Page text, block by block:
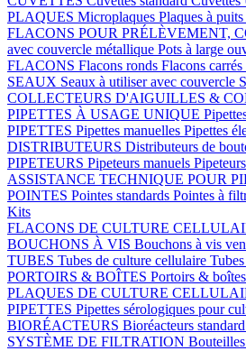
PLAQUES Microplaques Plaques à
FLACONS POUR PRÉLÈVEMENT,
avec couvercle métallique Pots à large
FLACONS Flacons ronds Flacons
SEAUX Seaux à utiliser avec couvercle
COLLECTEURS D'AIGUILLES &
PIPETTES À USAGE UNIQUE
PIPETTES Pipettes manuelles Pipettes
DISTRIBUTEURS Distributeurs de
PIPETEURS Pipeteurs manuels
ASSISTANCE TECHNIQUE POUR
POINTES Pointes standards Pointes à
Kits
FLACONS DE CULTURE
BOUCHONS À VIS Bouchons à vis
TUBES Tubes de culture cellulaire
PORTOIRS & BOÎTES Portoirs &
PLAQUES DE CULTURE
PIPETTES Pipettes sérologiques pour
BIORÉACTEURS Bioréacteurs standard
SYSTÈME DE FILTRATION